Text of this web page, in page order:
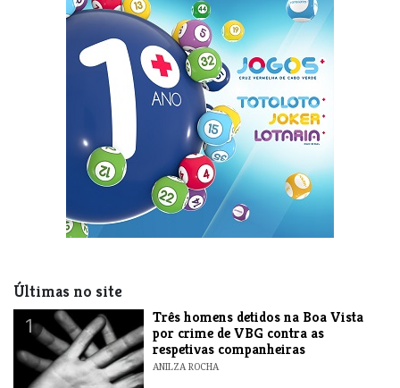
Últimas no site
1
Três homens detidos na Boa Vista
por crime de VBG contra as
respetivas companheiras
ANILZA ROCHA